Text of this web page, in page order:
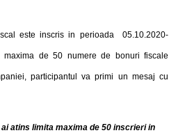
este inscris in perioada 05.10.2020-
maxima de 50 numere de bonuri fiscale
participantul va primi un mesaj cu
atins limita maxima de 50 inscrieri in